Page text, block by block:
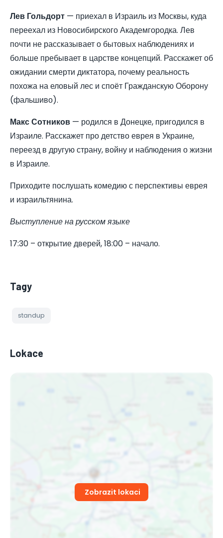
Лев Гольдорт — приехал в Израиль из Москвы, куда
переехал из Новосибирского Академгородка. Лев
почти не рассказывает о бытовых наблюдениях и
больше пребывает в царстве концепций. Расскажет об
ожидании смерти диктатора, почему реальность
похожа на еловый лес и споёт Гражданскую Оборону
(фальшиво).
Макс Сотников — родился в Донецке, пригодился в
Израиле. Расскажет про детство еврея в Украине,
переезд в другую страну, войну и наблюдения о жизни
в Израиле.
Приходите послушать комедию с перспективы еврея
и израильтянина.
Выступление на русском языке
17:30 – открытие дверей, 18:00 – начало.
Tagy
standup
Lokace
Zobrazit lokaci